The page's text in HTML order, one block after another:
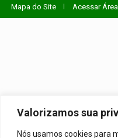
Valorizamos sua
Nós usamos cookies para
Mapa do Site Acessar